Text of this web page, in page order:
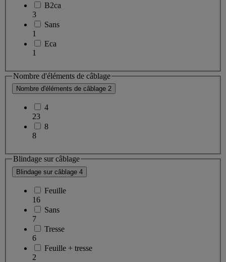
B2ca
3
Sans
1
Eca
1
Nombre d'éléments de câblage
Nombre d'éléments de câblage 2
4
23
8
8
Blindage sur câblage
Blindage sur câblage 4
Feuille
16
Sans
7
Tresse
6
Feuille + tresse
2